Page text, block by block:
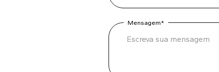
Mensagem*